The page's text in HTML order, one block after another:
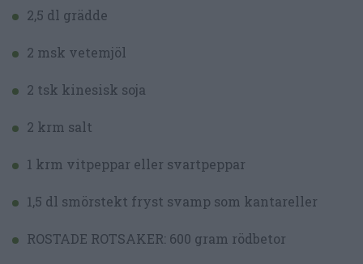
2,5 dl grädde
2 msk vetemjöl
2 tsk kinesisk soja
2 krm salt
1 krm vitpeppar eller svartpeppar
1,5 dl smörstekt fryst svamp som kantareller
ROSTADE ROTSAKER: 600 gram rödbetor